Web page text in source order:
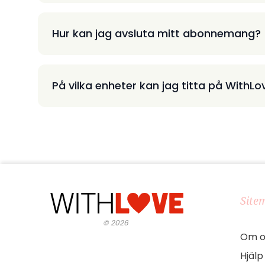
Hur kan jag avsluta mitt abonnemang?
På vilka enheter kan jag titta på
©2026
Om
Hjälp